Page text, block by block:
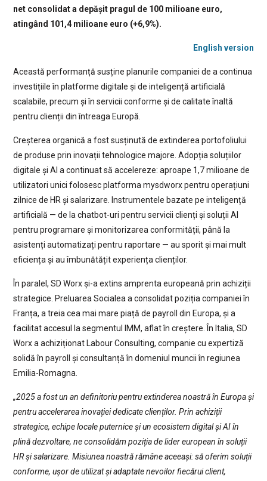
net consolidat a depășit pragul de 100 milioane euro,
atingând 101,4 milioane euro (+6,9%).
English version
Această performanță susține planurile companiei de a continua
investițiile în platforme digitale și de inteligență artificială
scalabile, precum și în servicii conforme și de calitate înaltă
pentru clienții din întreaga Europă.
Creșterea organică a fost susținută de extinderea portofoliului
de produse prin inovații tehnologice majore. Adopția soluțiilor
digitale și AI a continuat să accelereze: aproape 1,7 milioane de
utilizatori unici folosesc platforma mysdworx pentru operațiuni
zilnice de HR și salarizare. Instrumentele bazate pe inteligență
artificială — de la chatbot-uri pentru servicii clienți și soluții AI
pentru programare și monitorizarea conformității, până la
asistenți automatizați pentru raportare — au sporit și mai mult
eficiența și au îmbunătățit experiența clienților.
În paralel, SD Worx și-a extins amprenta europeană prin achiziții
strategice. Preluarea Socialea a consolidat poziția companiei în
Franța, a treia cea mai mare piață de payroll din Europa, și a
facilitat accesul la segmentul IMM, aflat în creștere. În Italia, SD
Worx a achiziționat Labour Consulting, companie cu expertiză
solidă în payroll și consultanță în domeniul muncii în regiunea
Emilia-Romagna.
„2025 a fost un an definitoriu pentru extinderea noastră în Europa și
pentru accelerarea inovației dedicate clienților. Prin achiziții
strategice, echipe locale puternice și un ecosistem digital și AI în
plină dezvoltare, ne consolidăm poziția de lider european în soluții
HR și salarizare. Misiunea noastră rămâne aceeași: să oferim soluții
conforme, ușor de utilizat și adaptate nevoilor fiecărui client,